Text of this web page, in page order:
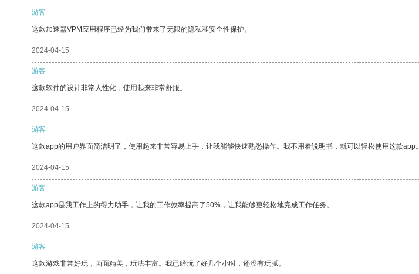
游客
这款加速器VPM应用程序已经为我们带来了无限的隐私和安全性保护。
2024-04-15
游客
这款软件的设计非常人性化，使用起来非常舒服。
2024-04-15
游客
这款app的用户界面简洁明了，使用起来非常容易上手，让我能够快速熟悉操作。我不用看说明书，就可以轻松使用这款app。
2024-04-15
游客
这款app是我工作上的得力助手，让我的工作效率提高了50%，让我能够更轻松地完成工作任务。
2024-04-15
游客
这款游戏非常好玩，画面精美，玩法丰富。我已经玩了好几个小时，还没有玩腻。